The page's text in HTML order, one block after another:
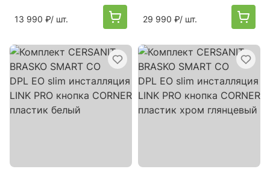
13 990 ₽/ шт. 29 990 ₽/ шт.